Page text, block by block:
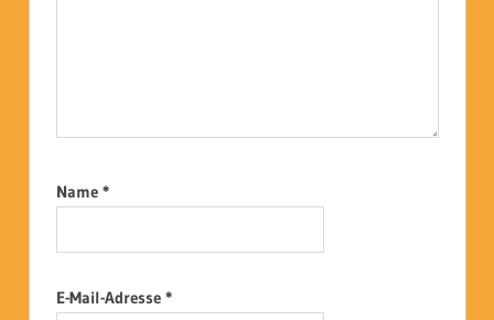
Name *
E-Mail-Adresse *